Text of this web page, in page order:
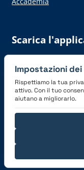
Scarica
Connettiti con
Impostazioni dei
Rispettiamo la tua
attivo. Con il tuo
aiutano a migliorarlo.